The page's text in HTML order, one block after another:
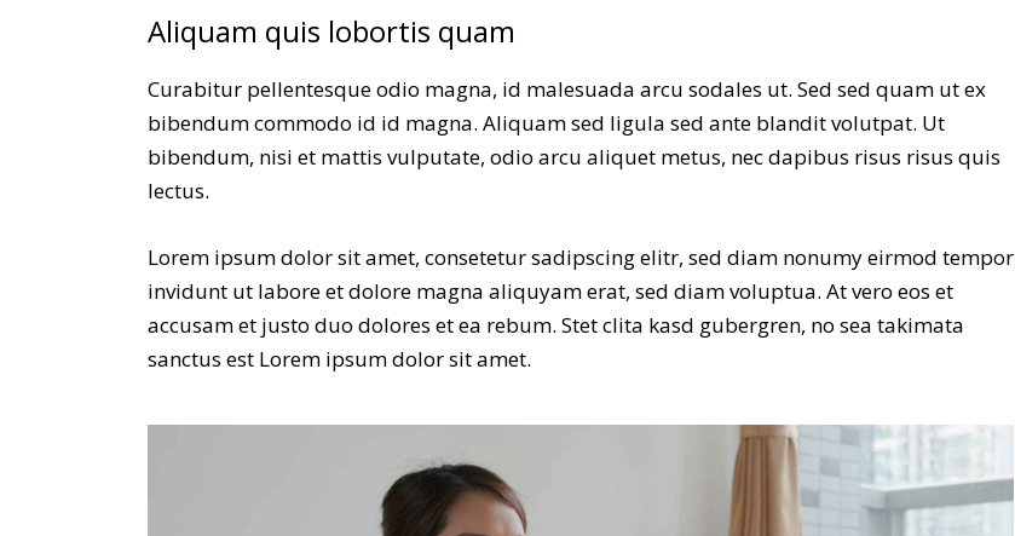
Aliquam quis lobortis quam
Curabitur pellentesque odio magna, id malesuada arcu sodales ut. Sed sed quam ut ex
bibendum commodo id id magna. Aliquam sed ligula sed ante blandit volutpat. Ut
bibendum, nisi et mattis vulputate, odio arcu aliquet metus, nec dapibus risus risus quis
lectus.
Lorem ipsum dolor sit amet, consetetur sadipscing elitr, sed diam nonumy eirmod tempor
invidunt ut labore et dolore magna aliquyam erat, sed diam voluptua. At vero eos et
accusam et justo duo dolores et ea rebum. Stet clita kasd gubergren, no sea takimata
sanctus est Lorem ipsum dolor sit amet.